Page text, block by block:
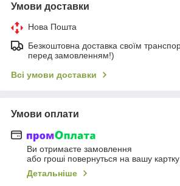
Умови доставки
Нова Пошта
Безкоштовна доставка своїм
перед замовленням!)
Всі умови доставки
Умови оплати
Ви отримаєте замовлення
або гроші повернуться на вашу картку
Детальніше